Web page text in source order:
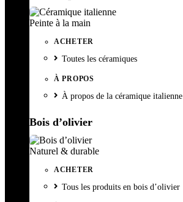
Peinte à la main
ACHETER
Toutes les céramiques
À PROPOS
À propos de la céramique italienne
Bois d’olivier
Naturel & durable
ACHETER
Tous les produits en bois d’olivier